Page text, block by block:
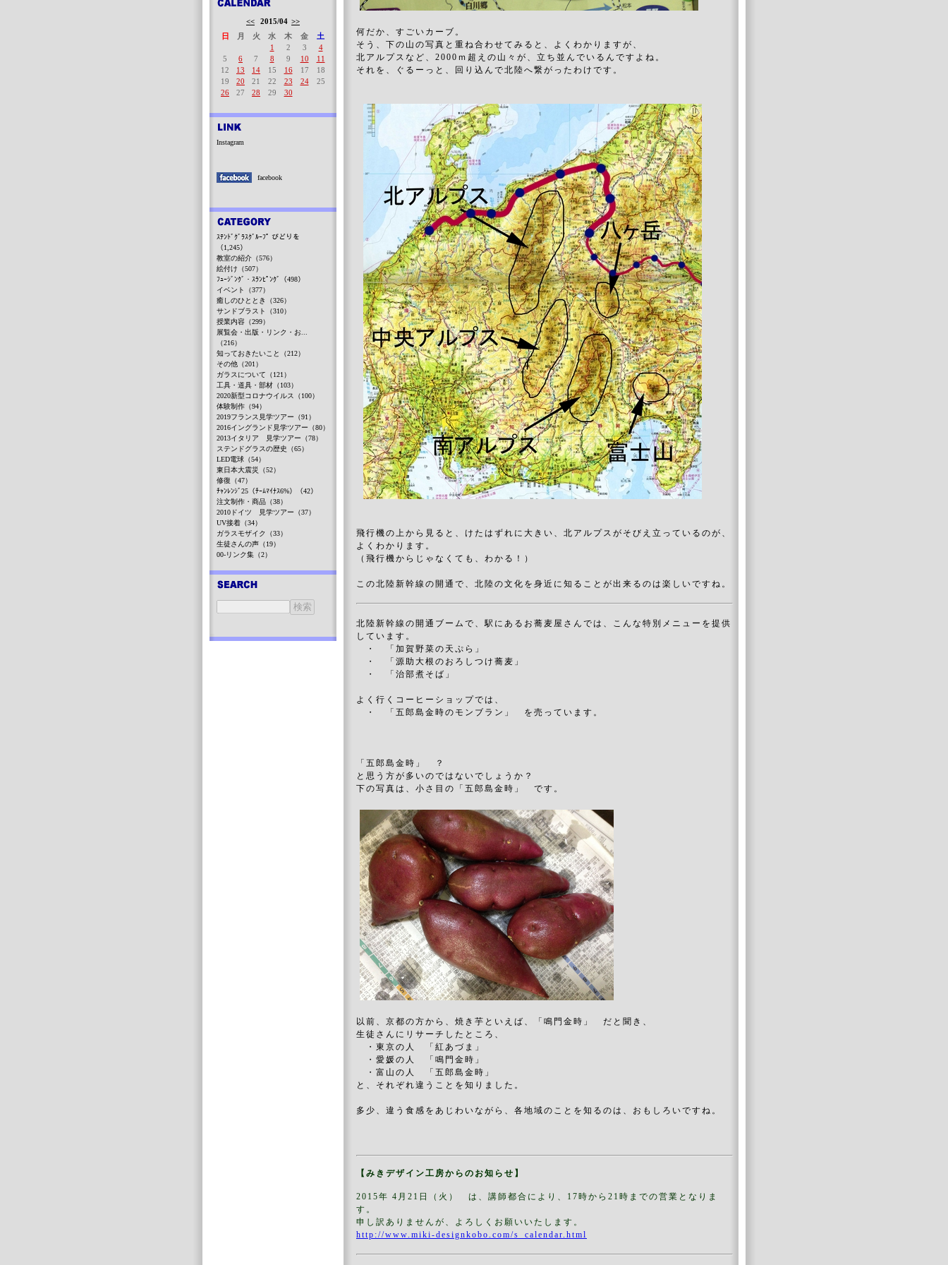
何だか、すごいカーブ。
そう、下の山の写真と重ね合わせてみると、よくわかりますが、
北アルプスなど、2000ｍ超えの山々が、立ち並んでいるんですよね。
それを、ぐるーっと、回り込んで北陸へ繋がったわけです。
飛行機の上から見ると、けたはずれに大きい、北アルプスがそびえ立っているのが、
よくわかります。
（飛行機からじゃなくても、わかる！）
この北陸新幹線の開通で、北陸の文化を身近に知ることが出来るのは楽しいですね。
北陸新幹線の開通ブームで、駅にあるお蕎麦屋さんでは、こんな特別メニューを提供
しています。
・ 「加賀野菜の天ぷら」
・ 「源助大根のおろしつけ蕎麦」
・ 「治部煮そば」
よく行くコーヒーショップでは、
・ 「五郎島金時のモンブラン」 を売っています。
「五郎島金時」 ？
と思う方が多いのではないでしょうか？
下の写真は、小さ目の「五郎島金時」 です。
以前、京都の方から、焼き芋といえば、「鳴門金時」 だと聞き、
生徒さんにリサーチしたところ、
・東京の人 「紅あづま」
・愛媛の人 「鳴門金時」
・富山の人 「五郎島金時」
と、それぞれ違うことを知りました。
多少、違う食感をあじわいながら、各地域のことを知るのは、おもしろいですね。
【みきデザイン工房からのお知らせ】
2015年 4月21日（火） は、講師都合により、17時から21時までの営業となりま
す。
申し訳ありませんが、よろしくお願いいたします。
http://www.miki-designkobo.com/s_calendar.html
<< 2015/04 >>
日
月 火 水 木 金
土
1
2 3
4
5
6 7 8 9 10
11
12
13 14 15 16 17
18
19
20 21 22 23 24
25
26
27 28 29 30
Instagram
facebook
ｽﾃﾝﾄﾞｸﾞﾗｽｸﾞﾙｰﾌﾟ びどりを
（1,245）
教室の紹介（576）
絵付け（507）
ﾌｭｰｼﾞﾝｸﾞ・ｽﾗﾝﾋﾟﾝｸﾞ（498）
イベント（377）
癒しのひととき（326）
サンドブラスト（310）
授業内容（299）
展覧会・出版・リンク・お...
（216）
知っておきたいこと（212）
その他（201）
ガラスについて（121）
工具・道具・部材（103）
2020新型コロナウイルス（100）
体験制作（94）
2019フランス見学ツアー（91）
2016イングランド見学ツアー（80）
2013イタリア 見学ツアー（78）
ステンドグラスの歴史（65）
LED電球（54）
東日本大震災（52）
修復（47）
ﾁｬﾝﾚﾝｼﾞ25（ﾁｰﾑﾏｲﾅｽ6%）（42）
注文制作・商品（38）
2010ドイツ 見学ツアー（37）
UV接着（34）
ガラスモザイク（33）
生徒さんの声（19）
00-リンク集（2）